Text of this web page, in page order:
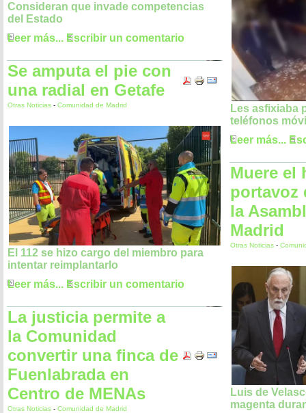
Consideran que invade competencias
del Estado
Leer más... Escribir un comentario
Se amputa el pie con
una radial en Getafe
Otras Noticias - Comunidad de Madrid
El 112 se hizo cargo del miembro para
intentar reimplantarlo
Leer más... Escribir un comentario
La justicia permite a
la Comunidad
convertir una finca de
Fuenlabrada en
Centro de MENAs
Otras Noticias - Comunidad de Madrid
Les asfixiaba
teléfonos
Leer más...
Muere el
portavoz
la
Madrid
Otras Noticias -
Luis de
magenta